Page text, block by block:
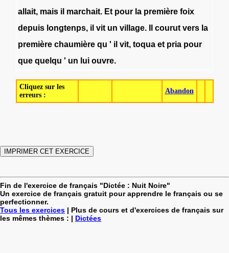
allait, mais il marchait. Et pour la première foix
depuis longtenps, il vit un village. courut vers la
première chaumière qu ' il vit, toqua et pria pour
que quelqu ' un lui ouvre.
Cliquez sur les
erreurs :
Abandon
Fin de l'exercice de français "Dictée : Nuit Noire"
Un exercice de français gratuit pour apprendre le français ou se
perfectionner.
Tous les exercices | Plus de cours et d'exercices de français sur
les mêmes thèmes : | Dictées